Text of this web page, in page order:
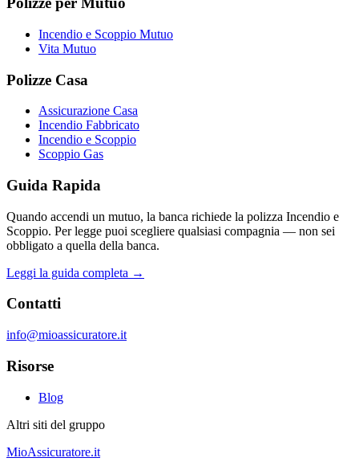
Incendio e Scoppio Mutuo
Vita Mutuo
Polizze Casa
Assicurazione Casa
Incendio Fabbricato
Incendio e Scoppio
Scoppio Gas
Guida Rapida
Quando accendi un mutuo, la banca richiede la polizza Incendio e
Scoppio. Per legge puoi scegliere qualsiasi compagnia — non sei
obbligato a quella della banca.
Leggi la guida completa →
Contatti
info@mioassicuratore.it
Risorse
Blog
Altri siti del gruppo
MioAssicuratore.it